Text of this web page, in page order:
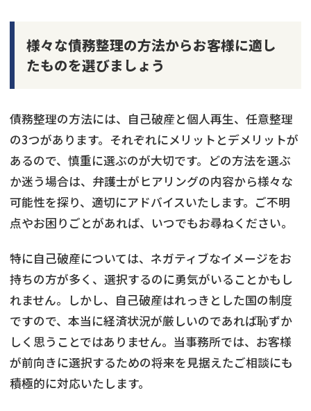
様々な債務整理の方法からお客様に適し
たものを選びましょう
債務整理の方法には、自己破産と個人再生、任意整理
の3つがあります。それぞれにメリットとデメリットが
あるので、慎重に選ぶのが大切です。どの方法を選ぶ
か迷う場合は、弁護士がヒアリングの内容から様々な
可能性を探り、適切にアドバイスいたします。ご不明
点やお困りごとがあれば、いつでもお尋ねください。
特に自己破産については、ネガティブなイメージをお
持ちの方が多く、選択するのに勇気がいることかもし
れません。しかし、自己破産はれっきとした国の制度
ですので、本当に経済状況が厳しいのであれば恥ずか
しく思うことではありません。当事務所では、お客様
が前向きに選択するための将来を見据えたご相談にも
積極的に対応いたします。